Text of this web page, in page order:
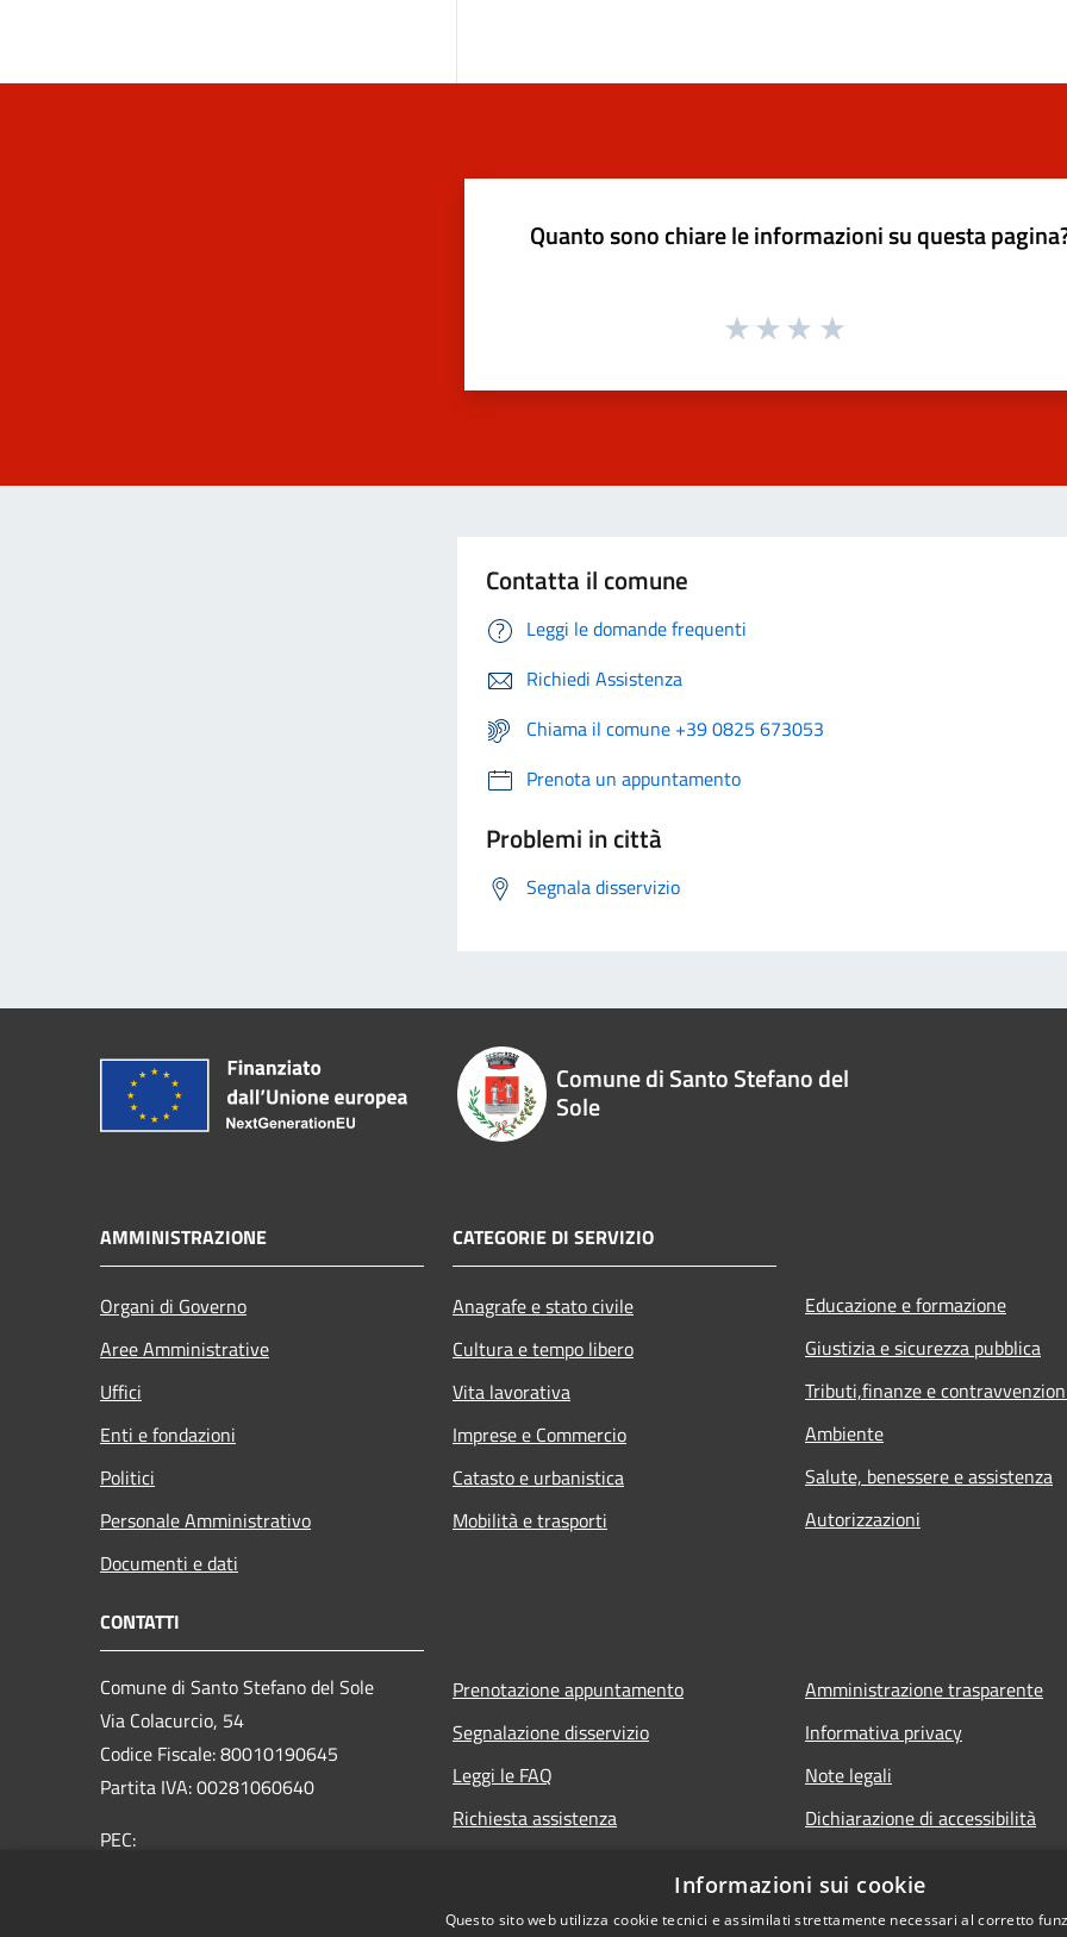
Quanto sono chiare le informazioni su questa
Contatta il comune
Leggi le domande frequenti
Richiedi Assistenza
Chiama il comune +39 0825 673053
Prenota un appuntamento
Problemi in città
Segnala disservizio
Comune di Santo Stefano del
Sole
AMMINISTRAZIONE
Organi di Governo
Aree Amministrative
Uffici
Enti e fondazioni
Politici
Personale Amministrativo
Documenti e dati
CATEGORIE DI SERVIZIO
Anagrafe e stato civile
Cultura e tempo libero
Vita lavorativa
Imprese e Commercio
Catasto e urbanistica
Mobilità e trasporti
Educazione e formazione
Giustizia e sicurezza pubblica
Tributi,finanze e
Ambiente
Salute, benessere e assistenza
Autorizzazioni
CONTATTI
Comune di Santo Stefano del Sole
Via Colacurcio, 54
Codice Fiscale: 80010190645
Partita IVA: 00281060640
PEC:
Prenotazione appuntamento
Segnalazione disservizio
Leggi le FAQ
Richiesta assistenza
Amministrazione trasparente
Informativa privacy
Note legali
Dichiarazione di accessibilità
Informazioni sui cookie
Questo sito web utilizza cookie tecnici e assimilati strettamente necessari al corretto